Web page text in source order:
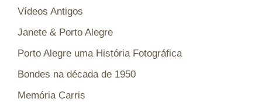
Vídeos Antigos
Janete & Porto Alegre
Porto Alegre uma História Fotográfica
Bondes na década de 1950
Memória Carris